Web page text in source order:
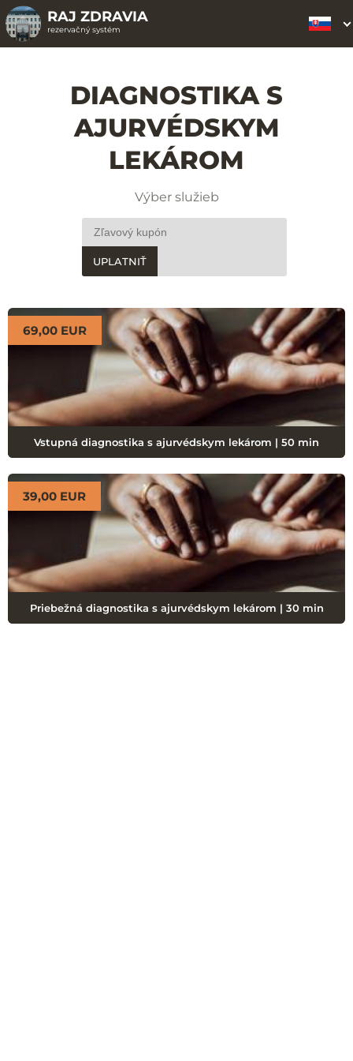
RAJ ZDRAVIA
rezervačný systém
DIAGNOSTIKA S
AJURVÉDSKYM
LEKÁROM
Výber služieb
UPLATNIŤ
Vstupná diagnostika s ajurvédskym lekárom | 50 min
69,00 EUR
Priebežná diagnostika s ajurvédskym lekárom | 30 min
39,00 EUR